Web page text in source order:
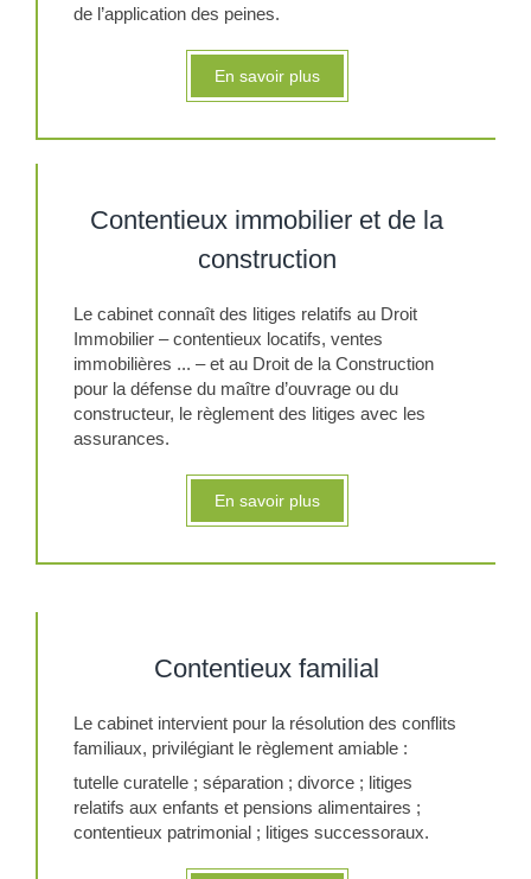
de l’application des peines.
En savoir plus
Contentieux immobilier et de la
construction
Le cabinet connaît des litiges relatifs au Droit
Immobilier – contentieux locatifs, ventes
immobilières ... – et au Droit de la Construction
pour la défense du maître d’ouvrage ou du
constructeur, le règlement des litiges avec les
assurances.
En savoir plus
Contentieux familial
Le cabinet intervient pour la résolution des conflits
familiaux, privilégiant le règlement amiable :
tutelle curatelle ; séparation ; divorce ; litiges
relatifs aux enfants et pensions alimentaires ;
contentieux patrimonial ; litiges successoraux.